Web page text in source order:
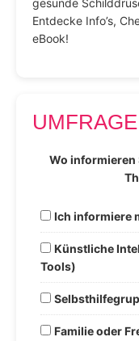
gesunde
Entdecke Info’s,
eBook!
UMFRAGE
Wo informieren
Ich informiere
Künstliche
Tools)
Familie oder